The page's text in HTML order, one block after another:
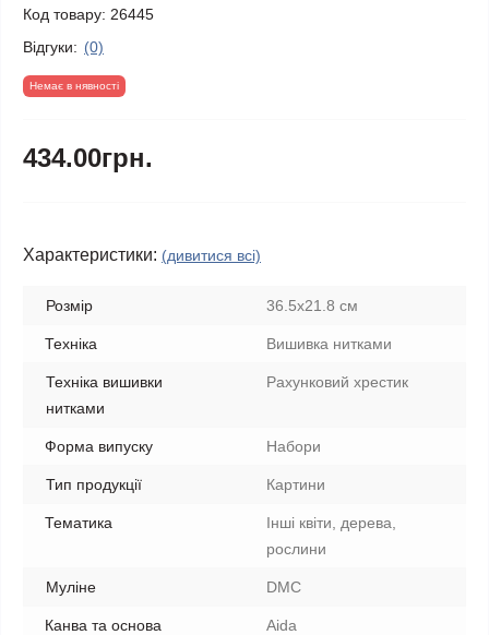
Код товару: 26445
Відгуки: (0)
Немає в нявності
434.00грн.
Характеристики: (дивитися всі)
Розмір 36.5х21.8 см
Техніка Вишивка нитками
Техніка вишивки
нитками
Рахунковий хрестик
Форма випуску Набори
Тип продукції Картини
Тематика
Інші квіти, дерева,
рослини
Муліне DMC
Канва та основа Aida